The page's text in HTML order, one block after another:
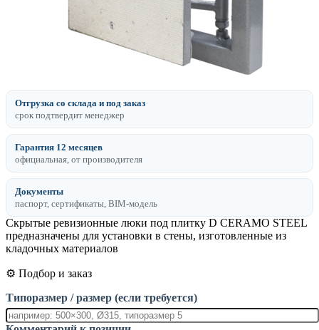
Отгрузка со склада и под заказ
срок подтвердит менеджер
Гарантия 12 месяцев
официальная, от производителя
Документы
паспорт, сертификаты, BIM-модель
Скрытые ревизионные люки под плитку D CERAMO STEEL
предназначены для установки в стены, изготовленные из
кладочных материалов
⚙️ Подбор и заказ
Типоразмер / размер (если требуется)